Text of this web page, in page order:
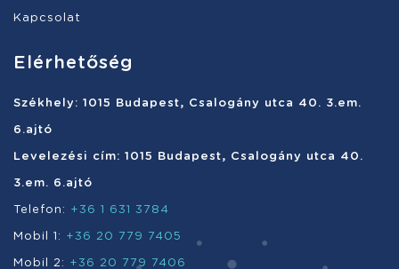
Kapcsolat
Elérhetőség
Székhely: 1015 Budapest, Csalogány utca 40. 3.em.
6.ajtó
Levelezési cím: 1015 Budapest, Csalogány utca 40.
3.em. 6.ajtó
Telefon: +36 1 631 3784
Mobil 1: +36 20 779 7405
Mobil 2: +36 20 779 7406